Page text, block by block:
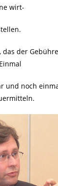
wirt-
das der
und noch